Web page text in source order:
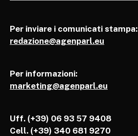
Per inviare i comunicati stampa:
redazione@agenparl.eu
Per informazioni:
marketing@agenparl.eu
Uff. (+39) 06 93 57 9408
Cell. (+39) 340 681 9270